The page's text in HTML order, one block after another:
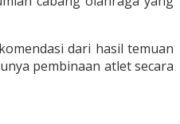
dari hasil temuan
pembinaan atlet secara